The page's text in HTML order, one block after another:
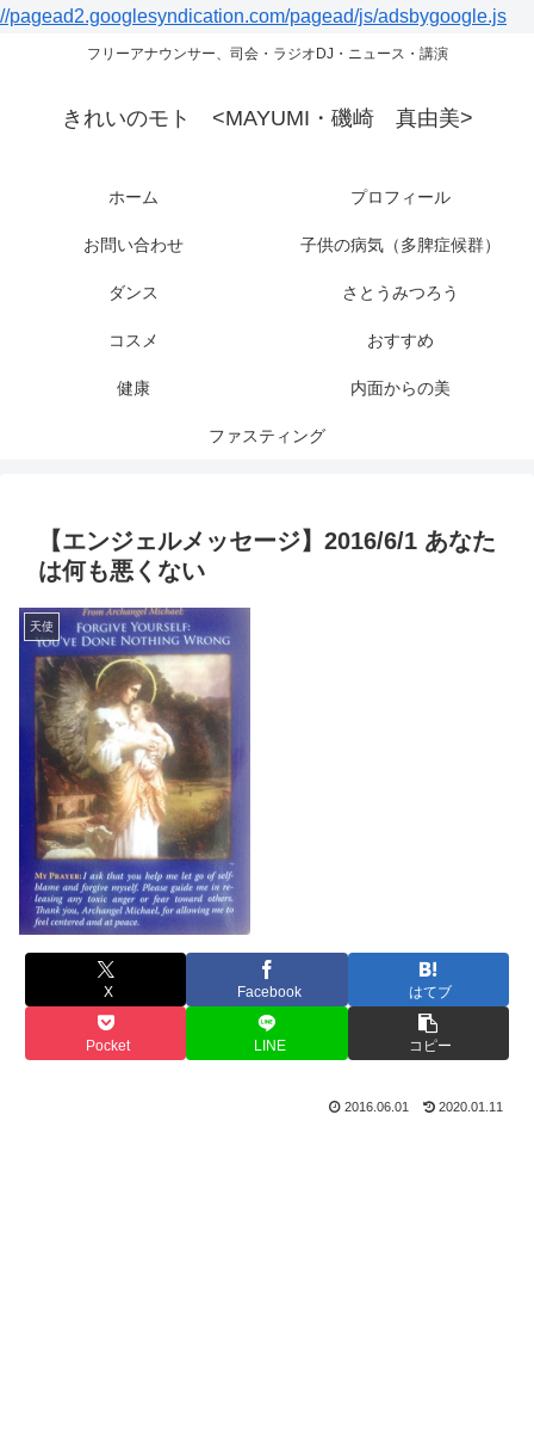
//pagead2.googlesyndication.com/pagead/js/adsbygoogle.js
フリーアナウンサー、司会・ラジオDJ・ニュース・講演
きれいのモト <MAYUMI・磯崎 真由美>
ホーム プロフィール
お問い合わせ 子供の病気（多脾症候群）
ダンス さとうみつろう
コスメ おすすめ
健康 内面からの美
ファスティング
【エンジェルメッセージ】2016/6/1 あなた
は何も悪くない
天使
X Facebook はてブ
Pocket LINE コピー
2016.06.01 2020.01.11